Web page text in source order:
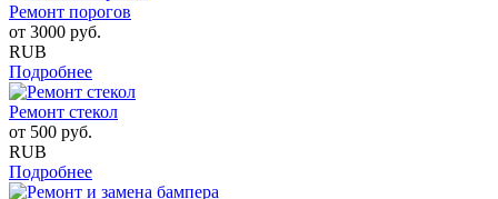
Ремонт порогов
от 3000 руб.
RUB
Подробнее
Ремонт стекол
от 500 руб.
RUB
Подробнее